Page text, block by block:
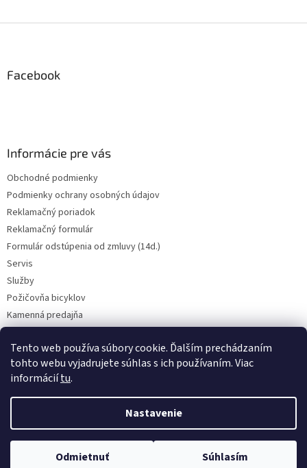
Tento web používa súbory cookie. Ďalším prechádzaním
tohto webu vyjadrujete súhlas s ich používaním. Viac
informáciítu.
Nastavenie
Odmietnuť Súhlasím
Skutočný farebný odtieň bicykla nemusí presne zodpovedať farebnému
podaniu obrázka na obrazovke. BICYKLE NA SERVIS PRIJÍMAME LEN NA
OBJEDNÁVKU A LEN ČISTÉ, V PRÍPADE POTREBY PROSÍM VOLAJTE NA
0915 912 903 (TOVAR) ALEBO 0917 760 990 (SERVIS), ĎAKUJEME ZA
Facebook
Informácie pre vás
Obchodné podmienky
Podmienky ochrany osobných údajov
Reklamačný poriadok
Reklamačný formulár
Formulár odstúpenia od zmluvy (14d.)
Servis
Služby
Požičovňa bicyklov
Kamenná predajňa
Copyright 2026Cyklocentrum PLUS. Všetky práva vyhradené.
Upraviť nastavenie cookies